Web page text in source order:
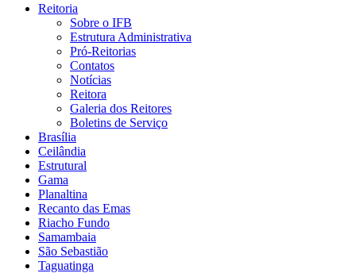
Reitoria
Sobre o IFB
Estrutura Administrativa
Pró-Reitorias
Contatos
Notícias
Reitora
Galeria dos Reitores
Boletins de Serviço
Brasília
Ceilândia
Estrutural
Gama
Planaltina
Recanto das Emas
Riacho Fundo
Samambaia
São Sebastião
Taguatinga